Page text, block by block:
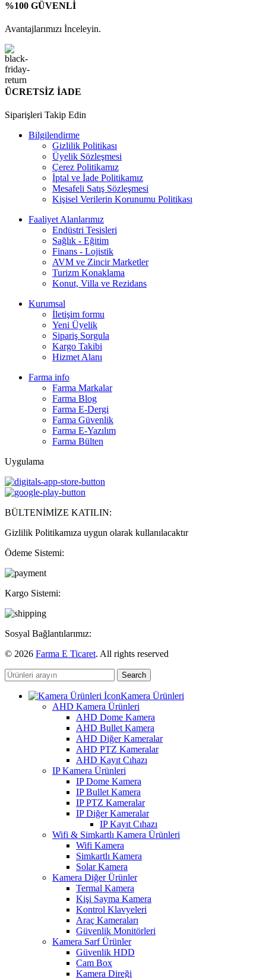
%100 GÜVENLİ
Avantajlarımızı İnceleyin.
ÜCRETSİZ İADE
Siparişleri Takip Edin
Bilgilendirme
Gizlilik Politikası
Üyelik Sözleşmesi
Çerez Politikamız
İptal ve İade Politikamız
Mesafeli Satış Sözleşmesi
Kişisel Verilerin Korunumu Politikası
Faaliyet Alanlarımız
Endüstri Tesisleri
Sağlık - Eğitim
Finans - Lojistik
AVM ve Zincir Marketler
Turizm Konaklama
Konut, Villa ve Rezidans
Kurumsal
İletişim formu
Yeni Üyelik
Sipariş Sorgula
Kargo Takibi
Hizmet Alanı
Farma info
Farma Markalar
Farma Blog
Farma E-Dergi
Farma Güvenlik
Farma E-Yazılım
Farma Bülten
Uygulama
BÜLTENİMİZE KATILIN:
Gizlilik Politikamıza uygun olarak kullanılacaktır
Ödeme Sistemi:
Kargo Sistemi:
Sosyal Bağlantılarımız:
© 2026 Farma E Ticaret. All rights reserved
Search
Kamera Ürünleri
AHD Kamera Ürünleri
AHD Dome Kamera
AHD Bullet Kamera
AHD Diğer Kameralar
AHD PTZ Kameralar
AHD Kayıt Cıhazı
IP Kamera Ürünleri
IP Dome Kamera
IP Bullet Kamera
IP PTZ Kameralar
IP Diğer Kameralar
IP Kayıt Cıhazı
Wifi & Simkartlı Kamera Ürünleri
Wifi Kamera
Simkartlı Kamera
Solar Kamera
Kamera Diğer Ürünler
Termal Kamera
Kişi Sayma Kamera
Kontrol Klavyeleri
Araç Kameraları
Güvenlik Monitörleri
Kamera Sarf Ürünler
Güvenlik HDD
Cam Box
Kamera Direği